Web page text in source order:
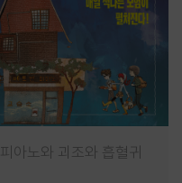
피아노와 괴조와 흡혈귀